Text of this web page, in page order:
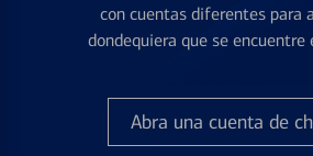
con cuentas diferentes para
dondequiera que se encuentre
Abra una cuenta de